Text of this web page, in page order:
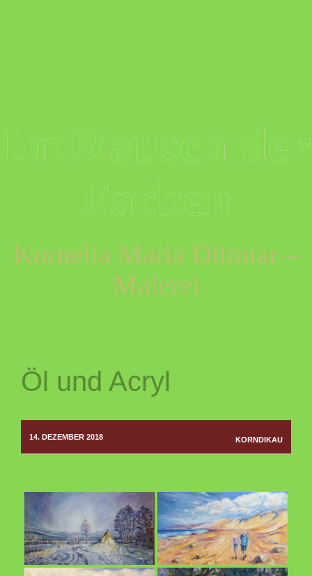
Im Rausch der
Farben
Kornelia Maria Dittmar –
Malerei
Öl und Acryl
14. DEZEMBER 2018 KORNDIKAU